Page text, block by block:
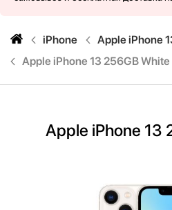
iPhone
Apple iPhone
Apple iPhone 13 256GB White
Apple iPhone 13